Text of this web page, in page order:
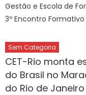
Gestão e Escola de
3º Encontro Formativo
Sem Categoria
CET-Rio monta
do Brasil no
do Rio de Janeiro